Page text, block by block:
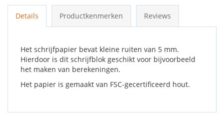
Details Productkenmerken Reviews
Het schrijfpapier bevat kleine ruiten van 5 mm.
Hierdoor is dit schrijfblok geschikt voor bijvoorbeeld
het maken van berekeningen.
Het papier is gemaakt van FSC-gecertificeerd hout.